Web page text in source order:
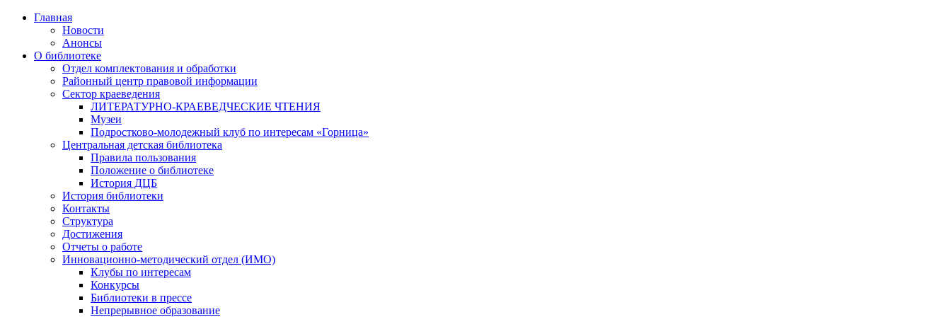
Главная
Новости
Анонсы
О библиотеке
Отдел комплектования и обработки
Районный центр правовой информации
Сектор краеведения
ЛИТЕРАТУРНО-КРАЕВЕДЧЕСКИЕ ЧТЕНИЯ
Музеи
Подростково-молодежный клуб по интересам «Горница»
Центральная детская библиотека
Правила пользования
Положение о библиотеке
История ДЦБ
История библиотеки
Контакты
Структура
Достижения
Отчеты о работе
Инновационно-методический отдел (ИМО)
Клубы по интересам
Конкурсы
Библиотеки в прессе
Непрерывное образование